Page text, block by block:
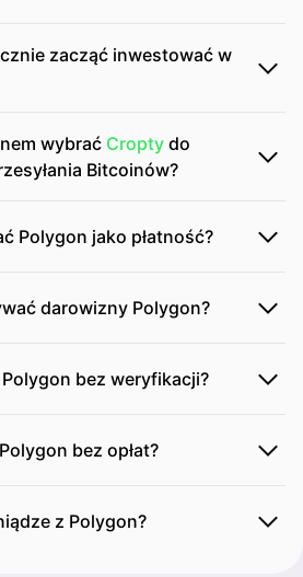
zacząć inwestować w
wybrać Cropty do
Bitcoinów?
Polygon jako płatność?
darowizny Polygon?
bez weryfikacji?
bez opłat?
z Polygon?